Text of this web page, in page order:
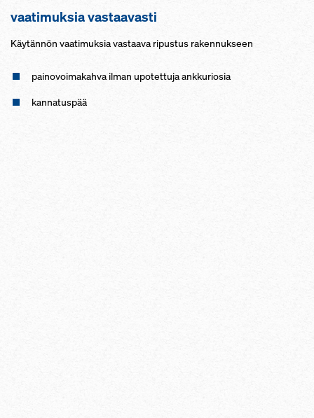
vaa­ti­muk­sia vas­taa­vas­ti
Käy­tän­nön vaa­ti­muk­sia vas­taa­va ri­pus­tus ra­ken­nuk­seen
pai­no­voi­ma­kah­va il­man upo­tet­tu­ja ank­ku­rio­sia
kan­na­tus­pää